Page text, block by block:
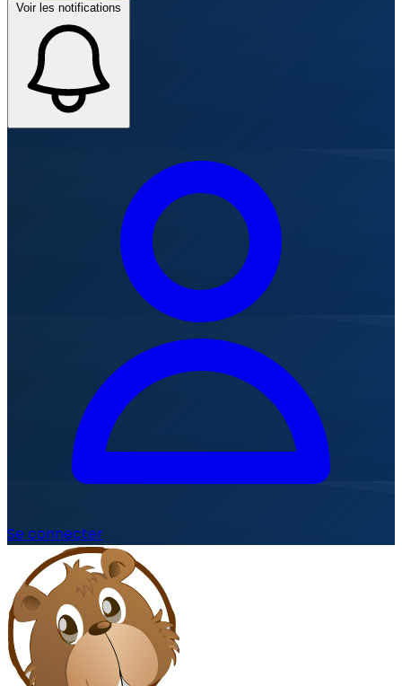
Voir les notifications
Se connecter